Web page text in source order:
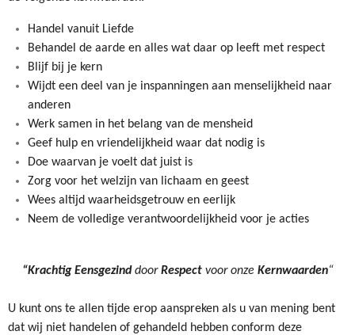
Handel vanuit Liefde
Behandel de aarde en alles wat daar op leeft met respect
Blijf bij je kern
Wijdt een deel van je inspanningen aan menselijkheid naar
anderen
Werk samen in het belang van de mensheid
Geef hulp en vriendelijkheid waar dat nodig is
Doe waarvan je voelt dat juist is
Zorg voor het welzijn van lichaam en geest
Wees altijd waarheidsgetrouw en eerlijk
Neem de volledige verantwoordelijkheid voor je acties
“Krachtig EensgezinddoorRespectvoor onze Kernwaarden“
U kunt ons te allen tijde erop aanspreken als u van mening bent
dat wij niet handelen of gehandeld hebben conform deze